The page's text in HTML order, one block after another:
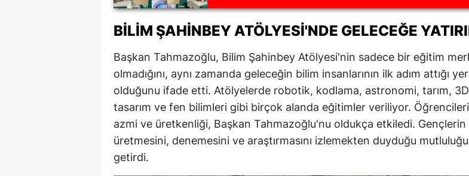
Eskişehir
Giresun
Gümüşhane
Hakkari
Hatay
BILIM ŞAHINBEY ATÖLYESI'NDE GELECEĞE
Başkan Tahmazoğlu, Bilim Şahinbey Atölyesi'nin sadece bir eğitim
olmadığını, aynı zamanda geleceğin bilim insanlarının ilk adım attığı yer
olduğunu ifade etti. Atölyelerde robotik, kodlama, astronomi, tarım, 3D
tasarım ve fen bilimleri gibi birçok alanda eğitimler veriliyor.
azmi ve üretkenliği, Başkan Tahmazoğlu'nu oldukça etkiledi.
üretmesini, denemesini ve araştırmasını izlemekten duyduğu
getirdi.